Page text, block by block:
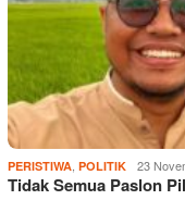
PERISTIWA POLITIK 23
Tidak Semua Paslon